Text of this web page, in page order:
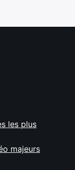
les plus
majeurs